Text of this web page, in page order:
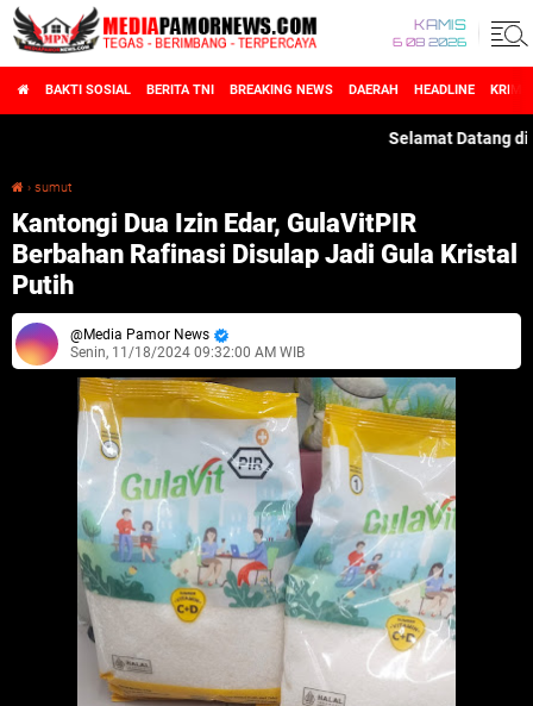
KAMIS
6 08 2026
BAKTI SOSIAL BERITA TNI BREAKING NEWS DAERAH HEADLINE
Selamat Datang di
› sumut
Kantongi Dua Izin Edar, GulaVitPIR
Berbahan Rafinasi Disulap Jadi Gula Kristal
Putih
Media Pamor News
Senin, 11/18/2024 09:32:00 AM WIB